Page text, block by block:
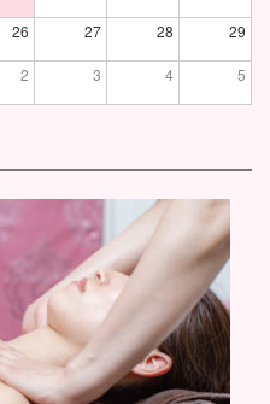
26 27 28 29
2 3 4 5